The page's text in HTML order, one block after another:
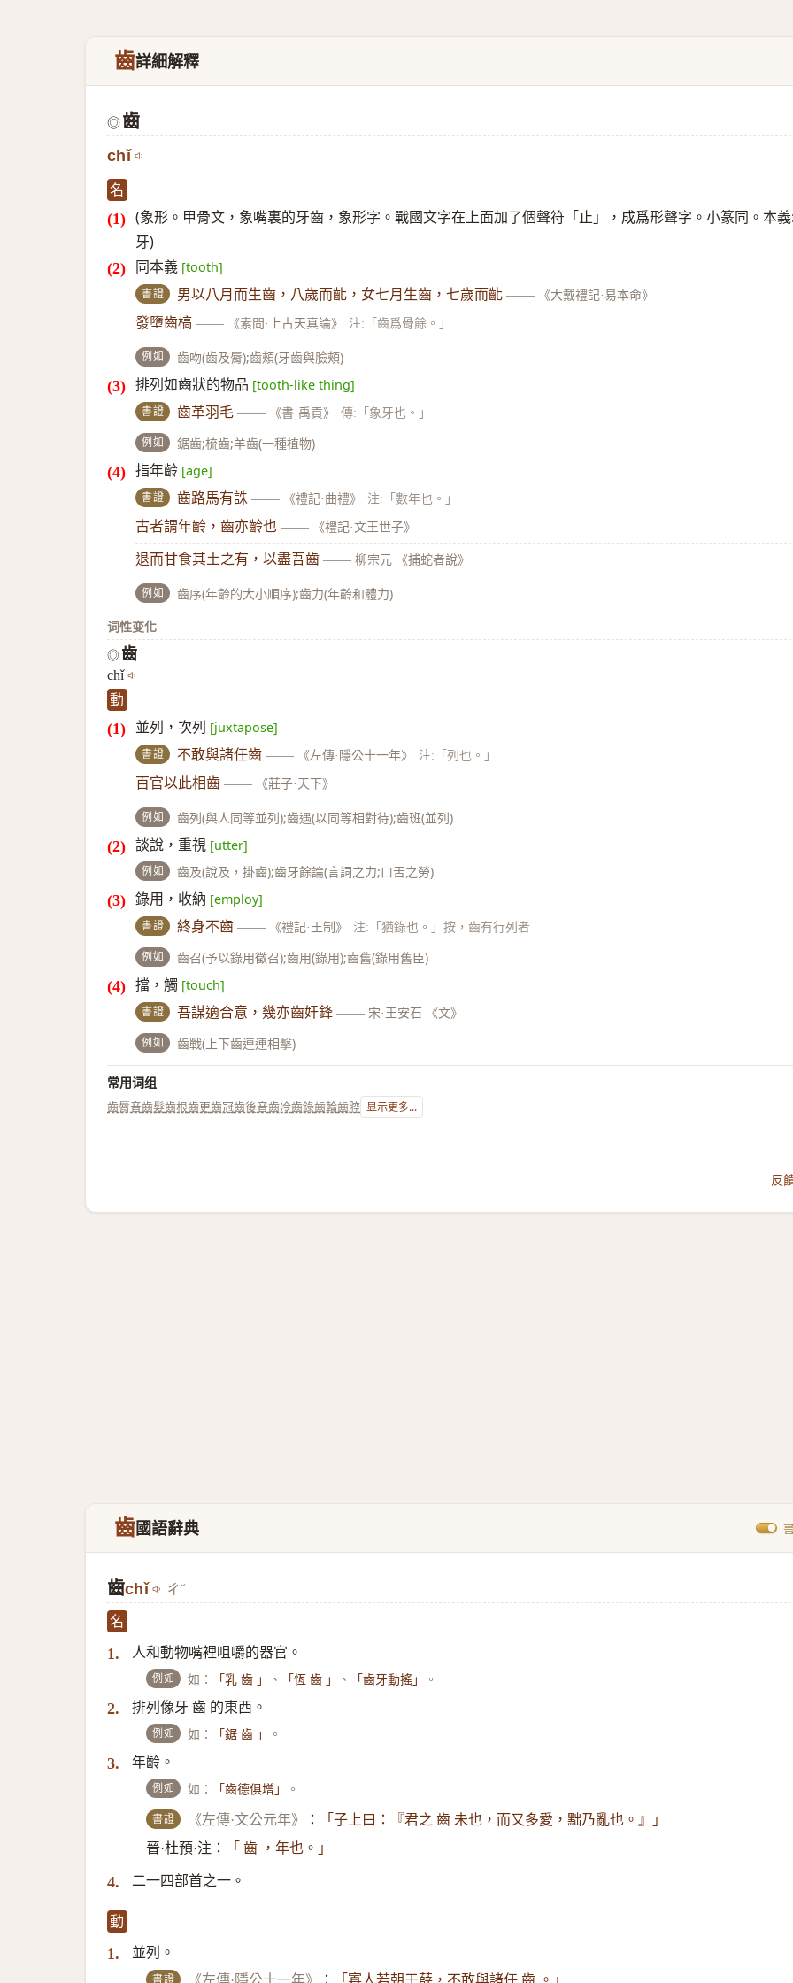
齒詳細解釋
◎齒
chǐ
名
(象形。甲骨文，象嘴裏的牙齒，象形字。戰國文字在上面加了個聲符「止」，成爲形聲字。小篆同。本
牙)
同本義 [tooth]
書證 男以八月而生齒，八歲而齔，女七月生齒，七歲而齔 —— 《大戴禮記·易本命》
發墮齒槁 —— 《素問·上古天真論》 注:「齒爲骨餘。」
例如 齒吻(齒及脣);齒頰(牙齒與臉頰)
排列如齒狀的物品 [tooth-like thing]
書證 齒革羽毛 —— 《書·禹貢》 傳:「象牙也。」
例如 鋸齒;梳齒;羊齒(一種植物)
指年齡 [age]
書證 齒路馬有誅 —— 《禮記·曲禮》 注:「數年也。」
古者謂年齡，齒亦齡也 —— 《禮記·文王世子》
退而甘食其土之有，以盡吾齒 —— 柳宗元 《捕蛇者說》
例如
齒序(年齡的大小順序);齒力(年齡和體力)
词性变化
◎ 齒
chǐ
動
並列，次列 [juxtapose]
書證 不敢與諸任齒 —— 《左傳·隱公十一年》 注:「列也。」
百官以此相齒 —— 《莊子·天下》
例如 齒列(與人同等並列);齒遇(以同等相對待);齒班(並列)
談說，重視 [utter]
例如 齒及(說及，掛齒);齒牙餘論(言詞之力;口舌之勞)
錄用，收納 [employ]
書證 終身不齒 —— 《禮記·王制》 注:「猶錄也。」按，齒有行列者
例如 齒召(予以錄用徵召);齒用(錄用);齒舊(錄用舊臣)
擋，觸 [touch]
書證 吾謀適合意，幾亦齒奸鋒 —— 宋·王安石 《文》
例如 齒戰(上下齒連連相擊)
常用词组
齒脣音齒髮齒根齒更齒冠齒後音齒冷齒錄齒輪齒腔 显示更多...
反
齒國語辭典
齒chǐ ㄔˇ
名
1. 人和動物嘴裡咀嚼的器官。
例如 如： 「乳 齒 」 、 「恆 齒 」 、 「齒牙動搖」 。
2. 排列像牙 齒 的東西。
例如 如： 「鋸 齒 」 。
3. 年齡。
例如 如： 「齒德俱增」 。
書證 《左傳·文公元年》 ：
「子上曰：『君之 齒 未也，而又多愛，黜乃亂也。』」
晉·杜預·注：
「 齒 ，年也。」
4. 二一四部首之一。
動
1. 並列。
書證 《左傳·隱公十一年》 ： 「寡人若朝于薛，不敢與諸任 齒 。」